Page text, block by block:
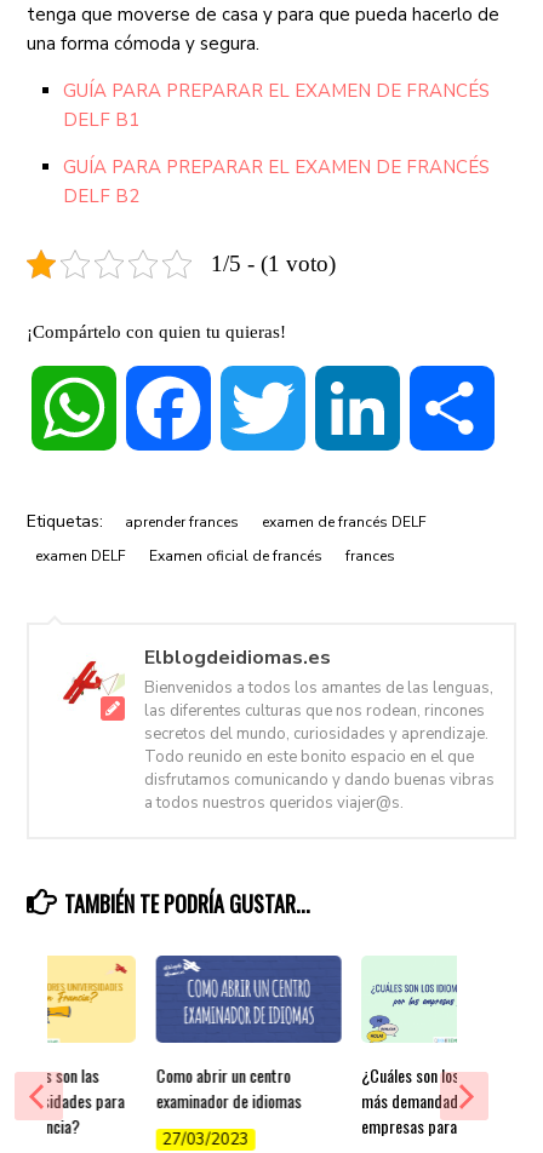
tenga que moverse de casa y para que pueda hacerlo de
una forma cómoda y segura.
GUÍA PARA PREPARAR EL EXAMEN DE FRANCÉS
DELF B1
GUÍA PARA PREPARAR EL EXAMEN DE FRANCÉS
DELF B2
1/5 - (1 voto)
¡Compártelo con quien tu quieras!
WhatsApp Facebook Twitter LinkedIn
Etiquetas: aprender frances
examen de francés DELF
examen DELF
Examen oficial de francés frances
Elblogdeidiomas.es
Bienvenidos a todos los amantes de las lenguas,
las diferentes culturas que nos rodean, rincones
secretos del mundo, curiosidades y aprendizaje.
Todo reunido en este bonito espacio en el que
disfrutamos comunicando y dando buenas vibras
a todos nuestros queridos viajer@s.
TAMBIÉN TE PODRÍA GUSTAR...
Como abrir un centro
examinador de idiomas
27/03/2023
¿Cuáles son los idiomas
más demandados por las
empresas para trabajar?
son las
para
Francia?